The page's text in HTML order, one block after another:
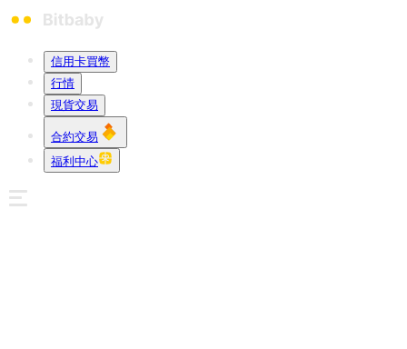
信用卡買幣
行情
現貨交易
合約交易
福利中心